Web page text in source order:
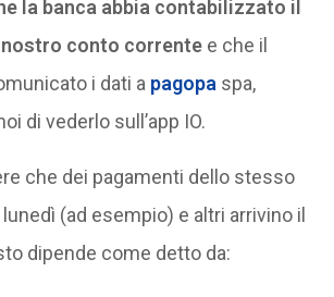
la banca abbia contabilizzato il
conto correntee che il
i dati a pagopa spa,
di vederlo sull’app IO.
che dei pagamenti dello stesso
(ad esempio) e altri arrivino il
dipende come detto da: